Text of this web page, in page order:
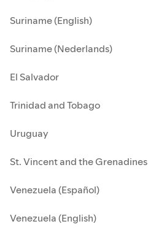
Suriname (English)
Suriname (Nederlands)
El Salvador
Trinidad and Tobago
Uruguay
St. Vincent and the Grenadines
Venezuela (Español)
Venezuela (English)